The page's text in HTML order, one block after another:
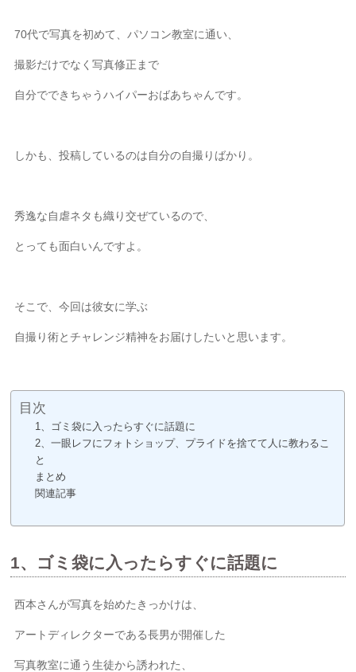
70代で写真を初めて、パソコン教室に通い、
撮影だけでなく写真修正まで
自分でできちゃうハイパーおばあちゃんです。
しかも、投稿しているのは自分の自撮りばかり。
秀逸な自虐ネタも織り交ぜているので、
とっても面白いんですよ。
そこで、今回は彼女に学ぶ
自撮り術とチャレンジ精神をお届けしたいと思います。
目次
1、ゴミ袋に入ったらすぐに話題に
2、一眼レフにフォトショップ、プライドを捨てて人に教わるこ
と
まとめ
関連記事
1、ゴミ袋に入ったらすぐに話題に
西本さんが写真を始めたきっかけは、
アートディレクターである長男が開催した
写真教室に通う生徒から誘われた、